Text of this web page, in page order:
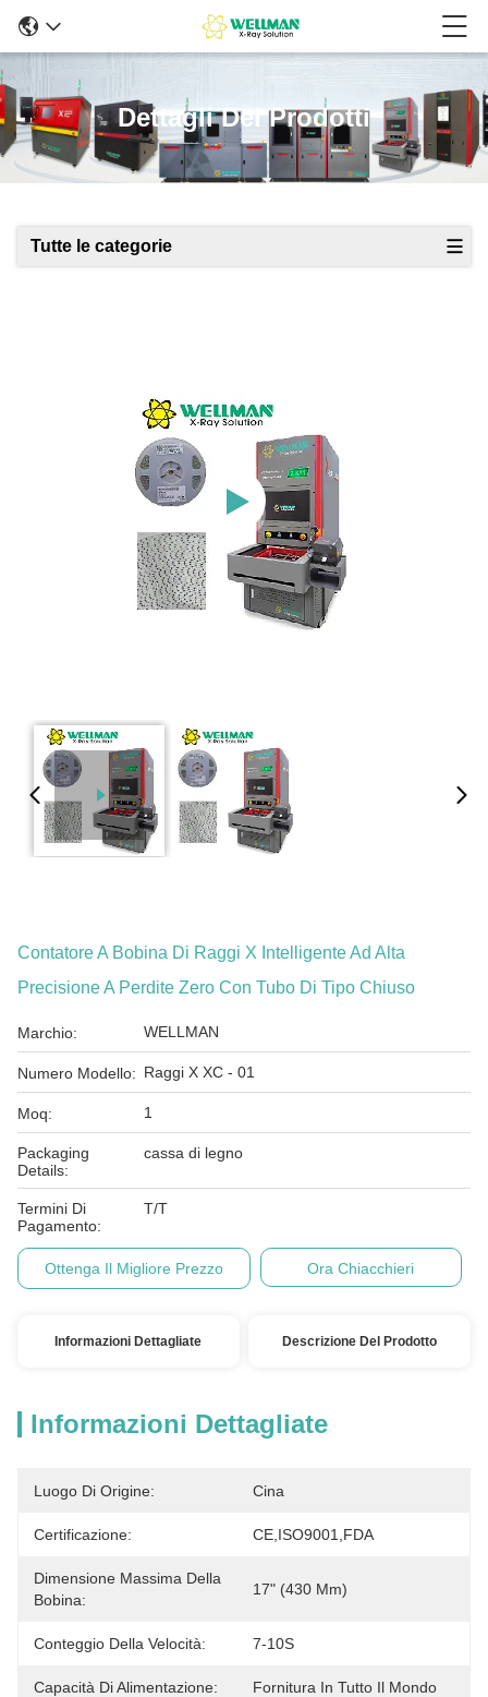
Dettagli Dei Prodotti
Tutte le categorie
Contatore A Bobina Di Raggi X Intelligente Ad Alta
Precisione A Perdite Zero Con Tubo Di Tipo Chiuso
Marchio: WELLMAN
Numero Modello: Raggi X XC - 01
Moq: 1
Packaging
Details:
cassa di legno
Termini Di
Pagamento:
T/T
Ottenga Il Migliore Prezzo Ora Chiacchieri
Informazioni Dettagliate Descrizione Del Prodotto
Informazioni Dettagliate
Luogo Di Origine: Cina
Certificazione: CE,ISO9001,FDA
Dimensione Massima Della
Bobina:
17" (430 Mm)
Conteggio Della Velocità: 7-10S
Capacità Di Alimentazione: Fornitura In Tutto Il Mondo